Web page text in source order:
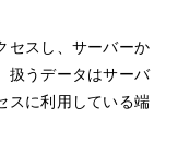
セスし、サーバーか
扱うデータはサーバ
スに利用している端